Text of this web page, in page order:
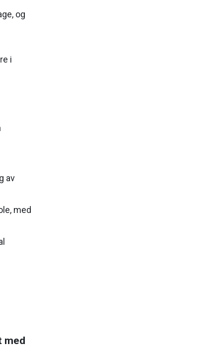
og
i
av
med
med